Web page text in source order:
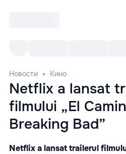
Новости Кино
Netflix a lansat
filmului „El
Breaking Bad”
Netflix a lansat trailerul